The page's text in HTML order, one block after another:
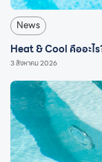
News
Heat & Cool คืออะไ
3 สิงหาคม 2026